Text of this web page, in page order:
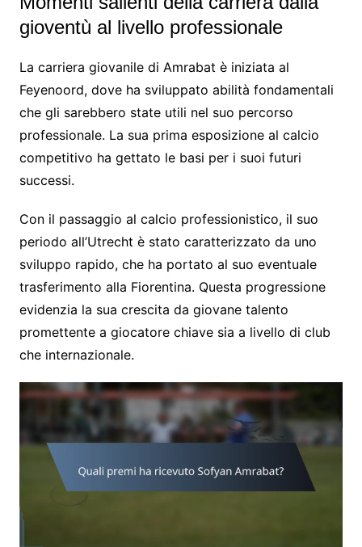
gioventù al livello professionale
La carriera giovanile di Amrabat è iniziata al
Feyenoord, dove ha sviluppato abilità fondamentali
che gli sarebbero state utili nel suo percorso
professionale. La sua prima esposizione al calcio
competitivo ha gettato le basi per i suoi futuri
successi.
Con il passaggio al calcio professionistico, il suo
periodo all’Utrecht è stato caratterizzato da uno
sviluppo rapido, che ha portato al suo eventuale
trasferimento alla Fiorentina. Questa progressione
evidenzia la sua crescita da giovane talento
promettente a giocatore chiave sia a livello di club
che internazionale.